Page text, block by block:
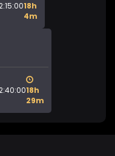
18h
4m
18h
29m